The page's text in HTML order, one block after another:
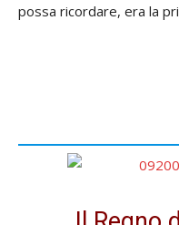
possa ricordare, era la